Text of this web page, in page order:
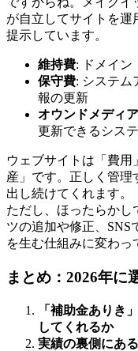
が自立してサイトを運
提示しています。
維持費: ドメイン
保守費: システム
報の更新
オウンドメディア
更新できるシス
ウェブサイトは「費用
産」です。正しく管理
出し続けてくれます。
ただし、ほったらかし
ツの追加や修正、SNS
を生む仕組みに変わっ
まとめ：2026年に
「補助金ありき
してくれるか
実績の裏側にあ